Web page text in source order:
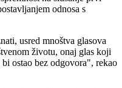
odnosa s
usred mnoštva glasova
životu, onaj glas koji
ostao bez odgovora", rekao